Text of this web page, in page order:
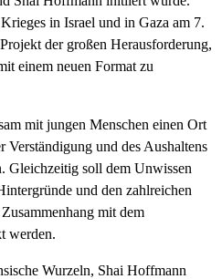
in Israel und in Gaza am 7.
der großen Herausforderung,
einem neuen Format zu
mit jungen Menschen einen Ort
Verständigung und des Aushaltens
Gleichzeitig soll dem Unwissen
und den zahlreichen
mit dem
werden.
Wurzeln, Shai Hoffmann